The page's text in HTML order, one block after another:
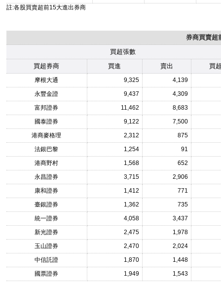
註:各股買賣超前15大進出券商
券商買賣超
買超張數
買超券商
買進 賣出 買
摩根大通 9,325
4,139
永豐金證
9,437
4,309
富邦證券
11,462
8,683
國泰證券
9,122
7,500
港商麥格理
2,312
875
法銀巴黎
1,254
91
港商野村
1,568
652
永昌證券
3,715
2,906
康和證券
1,412
771
臺銀證券
1,362
735
統一證券
4,058
3,437
新光證券
2,475
1,978
玉山證券
2,470
2,024
中信託證
1,870
1,448
國票證券
1,949 1,543